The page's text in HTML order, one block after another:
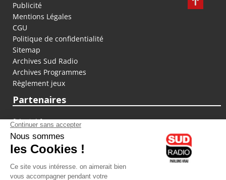
Publicité
Mentions Légales
CGU
Politique de confidentialité
Sitemap
Archives Sud Radio
Archives Programmes
Règlement jeux
Partenaires
fiducial.fr
lyoncapitale.fr
olympique-et-lyonnais.com
L'application Iphone / Android